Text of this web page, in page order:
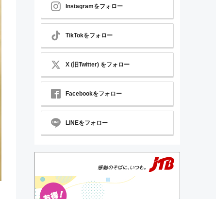
Instagramをフォロー
TikTokをフォロー
X (旧Twitter) をフォロー
Facebookをフォロー
LINEをフォロー